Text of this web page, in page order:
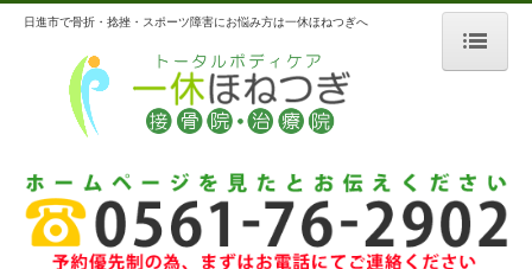
ホーム
医院案内
医院紹介
日進市で骨折・捻挫・スポーツ障害にお悩み方は一休ほねつぎへ